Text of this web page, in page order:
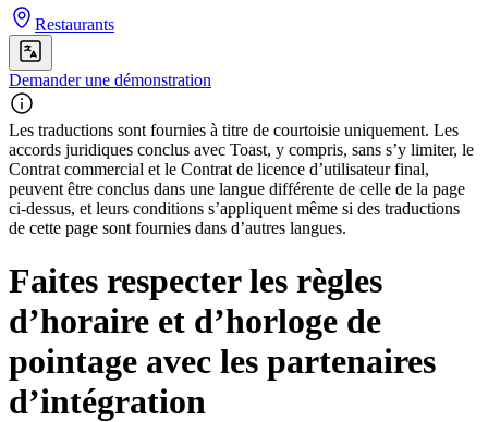
Restaurants
Demander une démonstration
Les traductions sont fournies à titre de courtoisie uniquement. Les
accords juridiques conclus avec Toast, y compris, sans s’y limiter, le
Contrat commercial et le Contrat de licence d’utilisateur final,
peuvent être conclus dans une langue différente de celle de la page
ci-dessus, et leurs conditions s’appliquent même si des traductions
de cette page sont fournies dans d’autres langues.
Faites respecter les règles
d’horaire et d’horloge de
pointage avec les partenaires
d’intégration